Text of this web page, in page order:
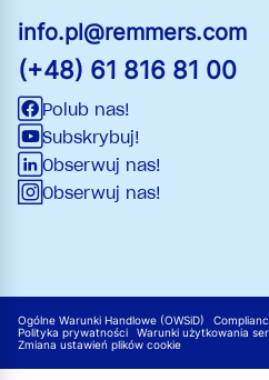
info.pl@remmers.com
(+48) 61 816 81 00
Polub nas!
Subskrybuj!
Obserwuj nas!
Obserwuj nas!
Ogólne Warunki Handlowe (OWSiD)
Polityka prywatności
Warunki użytkowania
Zmiana ustawień plików cookie